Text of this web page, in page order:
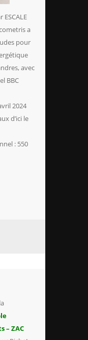
ESCALE
a
pour
avec
BBC
2024
d’ici le
: 550
– ZAC